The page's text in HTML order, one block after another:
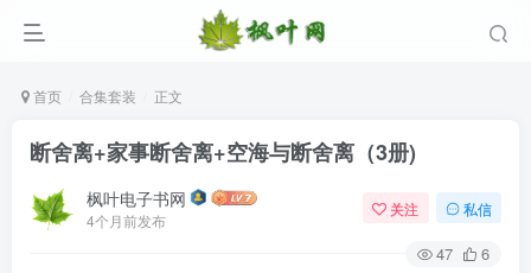
首页 合集套装 正文
断舍离+家事断舍离+空海与断舍离（3册)
枫叶电子书网
4个月前发布
关注 私信
47 6